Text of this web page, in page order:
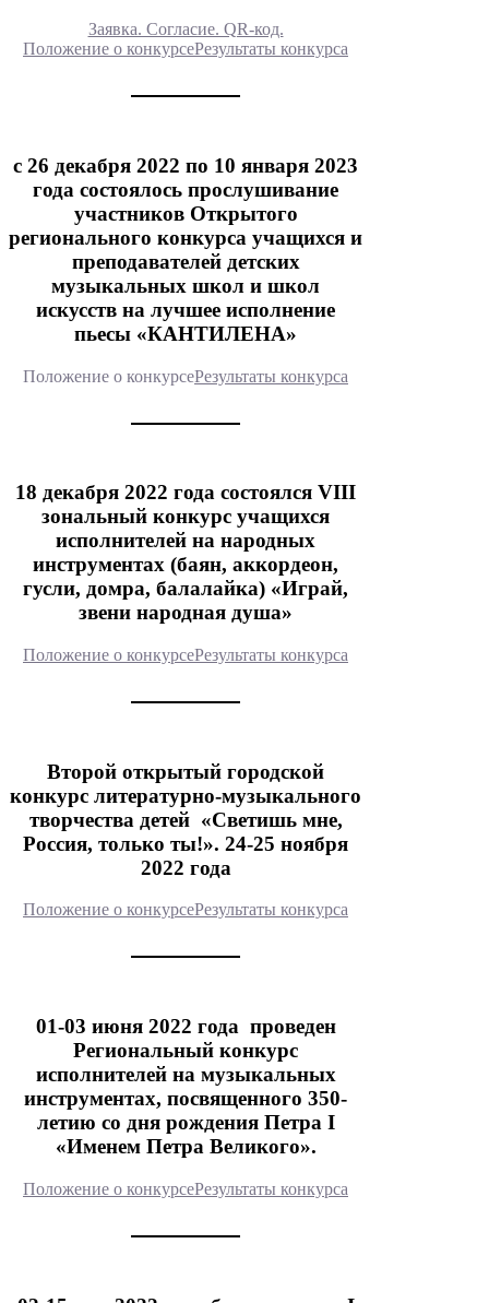
Заявка. Согласие. QR-код.
Положение о конкурсеРезультаты конкурса
с 26 декабря 2022 по 10 января 2023
года состоялось прослушивание
участников Открытого
регионального конкурса учащихся и
преподавателей детских
музыкальных школ и школ
искусств на лучшее исполнение
пьесы «КАНТИЛЕНА»
Положение о конкурсеРезультаты конкурса
18 декабря 2022 года состоялся VIII
зональный конкурс учащихся
исполнителей на народных
инструментах (баян, аккордеон,
гусли, домра, балалайка) «Играй,
звени народная душа»
Положение о конкурсеРезультаты конкурса
Второй открытый городской
конкурс литературно-музыкального
творчества детей «Светишь мне,
Россия, только ты!». 24-25 ноября
2022 года
Положение о конкурсеРезультаты конкурса
01-03 июня 2022 года проведен
Региональный конкурс
исполнителей на музыкальных
инструментах, посвященного 350-
летию со дня рождения Петра I
«Именем Петра Великого».
Положение о конкурсеРезультаты конкурса